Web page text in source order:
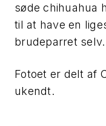
søde chihuahua
til at have en
brudeparret selv.
Fotoet er delt af
ukendt.